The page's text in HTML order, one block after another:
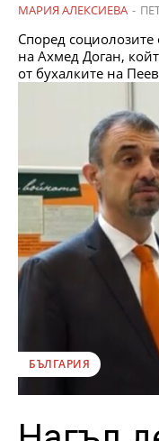
МАРИЯ АЛЕКСИЕВА -
Според
на Ахмед Доган,
от бухалките на
БЪЛГАРИЯ